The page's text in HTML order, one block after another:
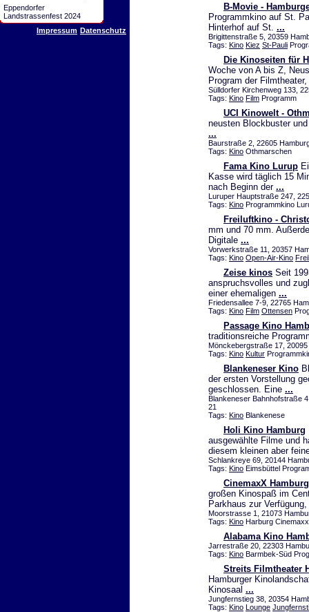
Eppendorfer
Landstrassenfest 2024
Impressum Datenschutz
B-Movie -
Programmkino auf St.
Hinterhof auf St. ...
Brigittenstraße 5, 20359
Tags: Kino Kiez St-Pauli
Die Kinoseiten für
Woche von A bis Z,
Program der Filmtheater,
Sülldorfer Kirchenweg 133,
Tags: Kino Film Programm
UCI Kinowelt -
neusten Blockbuster
...
Baurstraße 2, 22605
Tags: Kino Othmarschen
Fama Kino Lurup
Kasse wird täglich 15
nach Beginn der ...
Luruper Hauptstraße 247,
Tags: Kino Programmkino
Freiluftkino -
mm und 70 mm.
Digitale ...
Vorwerkstraße 11, 20357
Tags: Kino Open-Air-Kino
Zeise kinos Seit
anspruchsvolles und
einer ehemaligen ...
Friedensallee 7-9, 22765
Tags: Kino Film Ottensen
Passage Kino
traditionsreiche
Mönckebergstraße 17,
Tags: Kino Kultur
Blankeneser Kino
der ersten Vorstellung
geschlossen. Eine ...
Blankeneser Bahnhofstraße
21
Tags: Kino Blankenese
Holi Kino Hamburg
ausgewählte Filme und
diesem kleinen aber
Schlankreye 69, 20144
Tags: Kino Eimsbüttel
CinemaxX
großen Kinospaß im
Parkhaus zur Verfügung,
Moorstrasse 1, 21073
Tags: Kino Harburg Cinemaxx
Alabama Kino
Jarrestraße 20, 22303
Tags: Kino Barmbek-Süd
Streits Filmtheater
Hamburger
Kinosaal ...
Jungfernstieg 38, 20354
Tags: Kino Lounge